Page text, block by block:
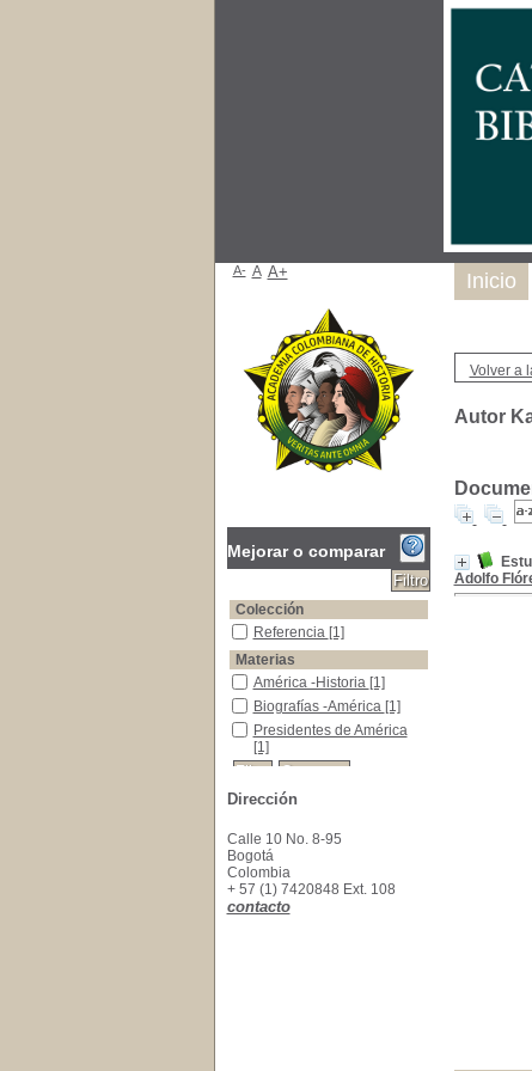
Volver a
Autor
Adolfo
Inicio
A- A A+
Mejorar o comparar
Colección
Referencia
Referencia [1]
Materias
América -Historia
América -Historia [1]
Biografías -América
Biografías -América [1]
Presidentes de América
Presidentes de América
[1]
Dirección
Calle 10 No. 8-95
Bogotá
Colombia
+ 57 (1) 7420848 Ext. 108
contacto